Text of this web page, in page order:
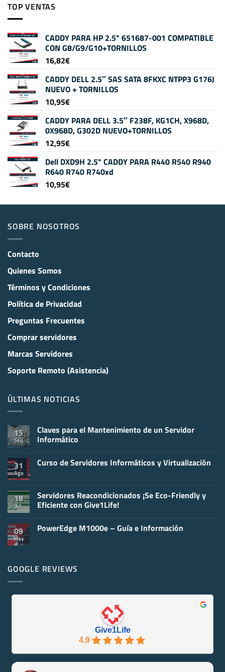
TOP VENTAS
CADDY PARA HP 2.5" 651687-001 COMPATIBLE
CON G8/G9/G10+TORNILLOS
16,82€
CADDY DELL 2.5″ SAS SATA 8FKXC NTPP3 G176J
NUEVO + TORNILLOS
10,95€
CADDY PARA DELL 3.5″ F238F, KG1CH, X968D,
0X968D, G302D NUEVO+TORNILLOS
12,95€
Dell DXD9H 2.5" CADDY PARA R440 R540 R940
R640 R740 R740xd
10,95€
SOBRE NOSOTROS
Contacto
Quienes Somos
Términos y Condiciones
Política de Privacidad
Preguntas Frecuentes
Comprar servidores
Marcas Servidores
Soporte Remoto (Asistencia)
ÚLTIMAS NOTICIAS
15
Sep
Claves para el Mantenimiento de un Servidor
Informático
comentarios
Mantenimiento
de
un
31
Ago
Curso de Servidores Informáticos y Virtualización
en
Curso
de
y
Virtualización
18
Jul
Servidores Reacondicionados ¡Se Eco-Friendly y
Eficiente con Give1Life!
comentarios
Friendly
y
Give1Life!
09
May
PowerEdge M1000e – Guía e Información
PowerEdge
M1000e
Información
GOOGLE REVIEWS
Give1Life
4.9